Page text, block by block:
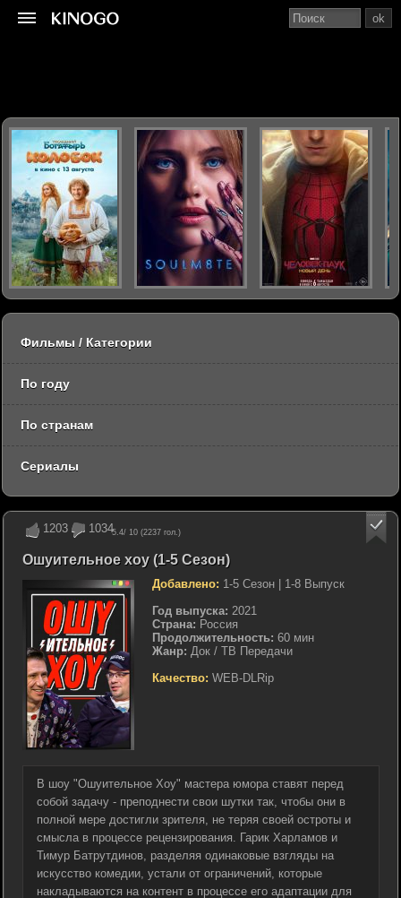
1203 10345.4/ 10 (2237 гол.)
Ошуительное хоу (1-5 Сезон)
Добавлено: 1-5 Сезон | 1-8 Выпуск
Год выпуска: 2021
Страна: Россия
Продолжительность: 60 мин
Жанр: Док / ТВ Передачи
Качество: WEB-DLRip
В шоу "Ошуительное Хоу" мастера юмора ставят перед
собой задачу - преподнести свои шутки так, чтобы они в
полной мере достигли зрителя, не теряя своей остроты и
смысла в процессе рецензирования. Гарик Харламов и
Тимур Батрутдинов, разделяя одинаковые взгляды на
искусство комедии, устали от ограничений, которые
накладываются на контент в процессе его адаптации для
ok
Фильмы / Категории
По году
По странам
Сериалы